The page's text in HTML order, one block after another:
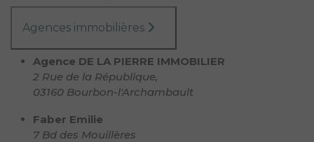
Agences immobilières
Agence DE LA PIERRE IMMOBILIER
2 Rue de la République,
03160 Bourbon-l'Archambault
Faber Emilie
7 Bd des Mouillères